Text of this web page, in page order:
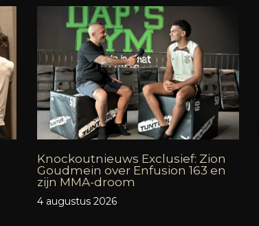
Knockoutnieuws Exclusief: Zion
Goudmein over Enfusion 163 en
zijn MMA-droom
4 augustus 2026